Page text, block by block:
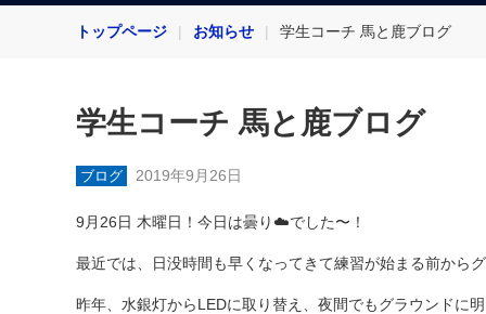
トップページ お知らせ 学生コーチ 馬と鹿ブログ
学生コーチ 馬と鹿ブログ
ブログ 2019年9月26日
9月26日 木曜日！今日は曇り☁️でした〜！
最近では、日没時間も早くなってきて練習が始まる前から
昨年、水銀灯からLEDに取り替え、夜間でもグラウンドに